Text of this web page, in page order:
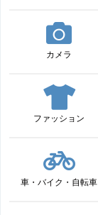
カメラ
ファッション
車・バイク・自転車